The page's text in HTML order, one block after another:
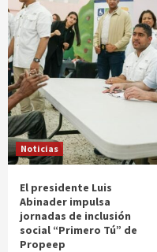
Noticias
El presidente Luis
Abinader impulsa
jornadas de inclusión
social “Primero Tú” de
Propeep